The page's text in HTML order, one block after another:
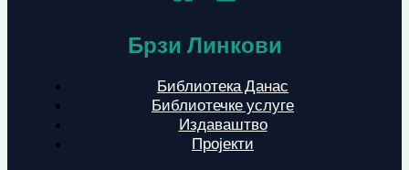
Брзи Линкови
Библиотека Данас
Библиотечке услуге
Издаваштво
Пројекти